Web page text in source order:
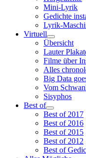
Mini-Lyrik
Gedichte
Lyrik-
Virtuell
Übersicht
Lauter
Filme über
Alles
Big Data
Vom
Sisyphos
Best of
Best of 2017
Best of 2016
Best of 2015
Best of 2012
Best of